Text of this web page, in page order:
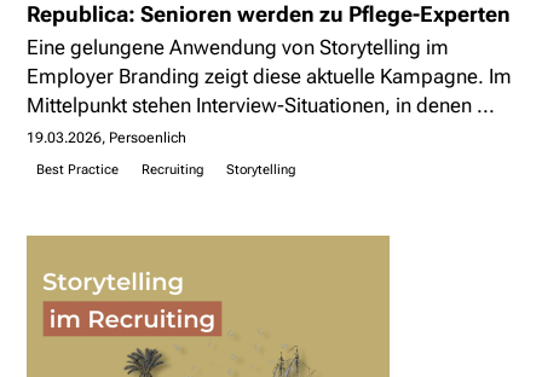
Republica: Senioren werden zu Pflege-Experten
Eine gelungene Anwendung von Storytelling im
Employer Branding zeigt diese aktuelle Kampagne. Im
Mittelpunkt stehen Interview-Situationen, in denen ...
19.03.2026 Persoenlich
Best Practice Recruiting Storytelling